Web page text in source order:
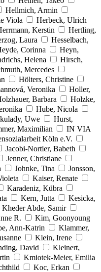
Hellmich, Armin
Viola
Herbeck, Ulrich
Kerstin
Hertling,
Laura
Hesselbach,
Corinna
Heyn,
Helena
Hirsch,
Mercedes
Hölters, Christine
Veronika
Holler,
Barbara
Holzke,
Hube, Nicola
Uwe
Hurst,
Maximilian
IN VIA
Köln e.V.
Jacobi-Nortier, Babeth
Jenner, Christiane
Johnke, Tina
Jonsson,
Kaiser, Renate
Karadeniz, Kübra
Kern, Jutta
Kesicka,
Kheder Abde, Samir
R.
Kim, Goonyoung
Ann-Katrin
Klammer,
Klein, Irene
David
Kleinert,
Kmiotek-Meier, Emilia
Koc, Erkan